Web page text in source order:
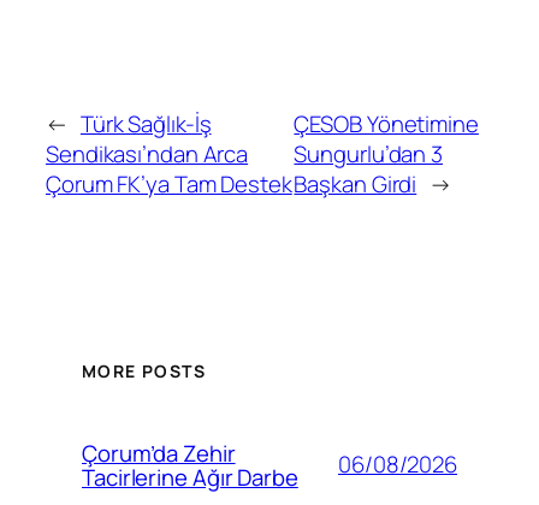
← Türk Sağlık-İş
Sendikası’ndan Arca
Çorum FK’ya Tam Destek
ÇESOB Yönetimine
Sungurlu’dan 3
Başkan Girdi →
MORE POSTS
Çorum’da Zehir
Tacirlerine Ağır Darbe 06/08/2026